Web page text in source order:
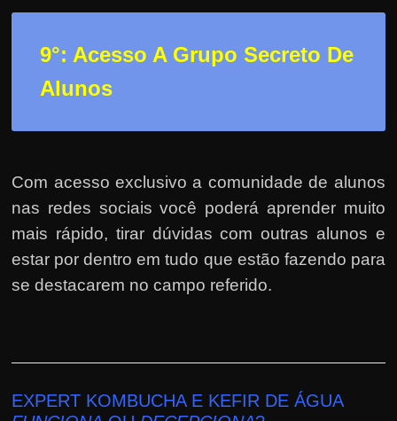
9°: Acesso A Grupo Secreto De
Alunos
Com acesso exclusivo a comunidade de alunos
nas redes sociais você poderá aprender muito
mais rápido, tirar dúvidas com outras alunos e
estar por dentro em tudo que estão fazendo para
se destacarem no campo referido.
EXPERT KOMBUCHA E KEFIR DE ÁGUA